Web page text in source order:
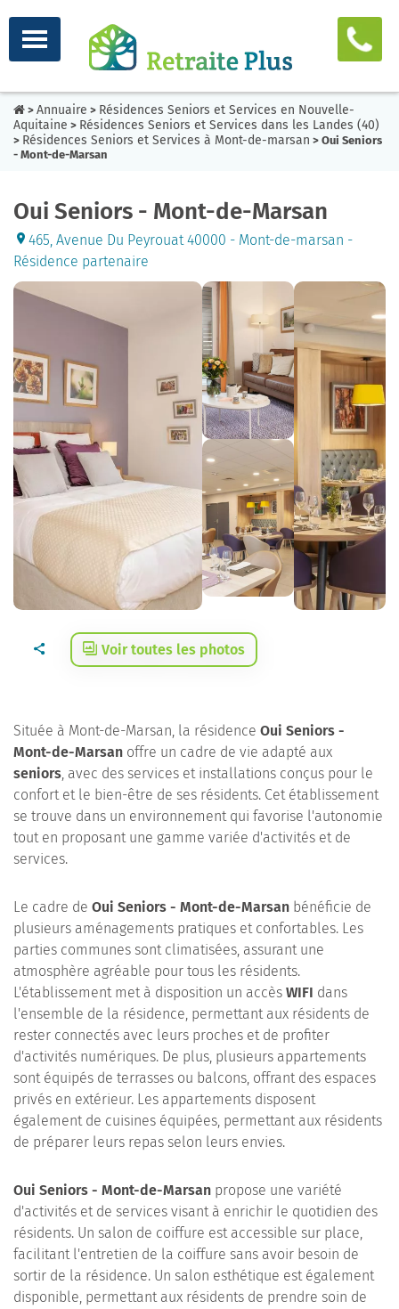
> Annuaire > Résidences Seniors et Services en Nouvelle-
Aquitaine > Résidences Seniors et Services dans les Landes (40)
> Résidences Seniors et Services à Mont-de-marsan > Oui Seniors
- Mont-de-Marsan
Oui Seniors - Mont-de-Marsan
465, Avenue Du Peyrouat 40000 - Mont-de-marsan -
Résidence partenaire
Voir toutes les photos
Située à Mont-de-Marsan, la résidence Oui Seniors -
Mont-de-Marsan offre un cadre de vie adapté aux
seniors, avec des services et installations conçus pour le
confort et le bien-être de ses résidents. Cet établissement
se trouve dans un environnement qui favorise l'autonomie
tout en proposant une gamme variée d'activités et de
services.
Le cadre de Oui Seniors - Mont-de-Marsan bénéficie de
plusieurs aménagements pratiques et confortables. Les
parties communes sont climatisées, assurant une
atmosphère agréable pour tous les résidents.
L'établissement met à disposition un accès WIFI dans
l'ensemble de la résidence, permettant aux résidents de
rester connectés avec leurs proches et de profiter
d'activités numériques. De plus, plusieurs appartements
sont équipés de terrasses ou balcons, offrant des espaces
privés en extérieur. Les appartements disposent
également de cuisines équipées, permettant aux résidents
de préparer leurs repas selon leurs envies.
Oui Seniors - Mont-de-Marsan propose une variété
d'activités et de services visant à enrichir le quotidien des
résidents. Un salon de coiffure est accessible sur place,
facilitant l'entretien de la coiffure sans avoir besoin de
sortir de la résidence. Un salon esthétique est également
disponible, permettant aux résidents de prendre soin de